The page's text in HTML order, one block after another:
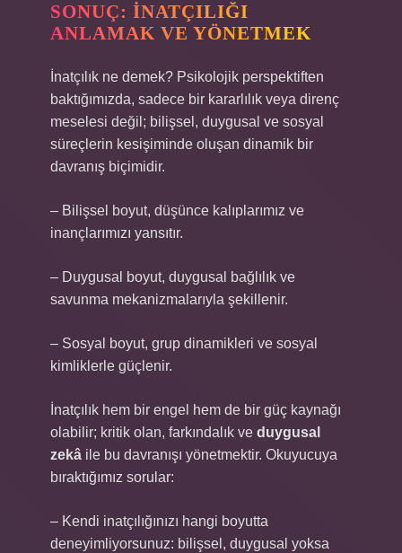
SONUÇ: İNATÇILIĞI
ANLAMAK VE YÖNETMEK
İnatçılık ne demek? Psikolojik perspektiften
baktığımızda, sadece bir kararlılık veya direnç
meselesi değil; bilişsel, duygusal ve sosyal
süreçlerin kesişiminde oluşan dinamik bir
davranış biçimidir.
– Bilişsel boyut, düşünce kalıplarımız ve
inançlarımızı yansıtır.
– Duygusal boyut, duygusal bağlılık ve
savunma mekanizmalarıyla şekillenir.
– Sosyal boyut, grup dinamikleri ve sosyal
kimliklerle güçlenir.
İnatçılık hem bir engel hem de bir güç kaynağı
olabilir; kritik olan, farkındalık ve duygusal
zekâ ile bu davranışı yönetmektir. Okuyucuya
bıraktığımız sorular:
– Kendi inatçılığınızı hangi boyutta
deneyimliyorsunuz: bilişsel, duygusal yoksa